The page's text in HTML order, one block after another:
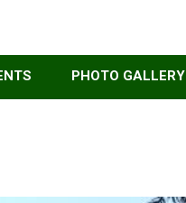
PHOTO GALLERY